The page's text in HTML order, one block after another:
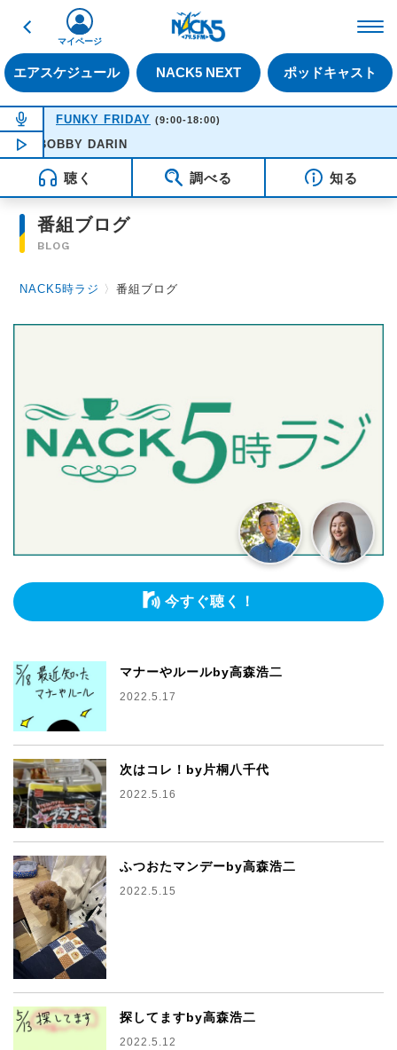
戻る
エアスケジュール NACK5 NEXT ポッドキャスト
マイページ
NOW ON AIR
FUNKY FRIDAY (9:00-18:00)
NOW PLAYING
- BOBBY DARIN
聴く 調べる 知る
番組ブログ
BLOG
NACK5時ラジ 〉番組ブログ
今すぐ聴く！
マナーやルールby高森浩二
2022.5.17
次はコレ！by片桐八千代
2022.5.16
ふつおたマンデーby高森浩二
2022.5.15
探してますby高森浩二
2022.5.12